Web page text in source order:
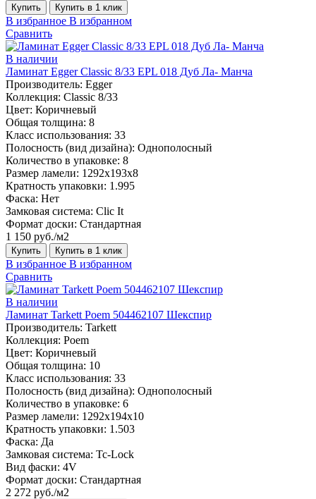
Купить Купить в 1 клик
В избранное В избранном
Сравнить
В наличии
Ламинат Egger Classic 8/33 EPL 018 Дуб Ла- Манча
Производитель: Egger
Коллекция: Classic 8/33
Цвет: Коричневый
Общая толщина: 8
Класс использования: 33
Полосность (вид дизайна): Однополосный
Количество в упаковке: 8
Размер ламели: 1292х193х8
Кратность упаковки: 1.995
Фаска: Нет
Замковая система: Clic It
Формат доски: Стандартная
1 150 руб./м2
Купить Купить в 1 клик
В избранное В избранном
Сравнить
В наличии
Ламинат Tarkett Poem 504462107 Шекспир
Производитель: Tarkett
Коллекция: Poem
Цвет: Коричневый
Общая толщина: 10
Класс использования: 33
Полосность (вид дизайна): Однополосный
Количество в упаковке: 6
Размер ламели: 1292х194х10
Кратность упаковки: 1.503
Фаска: Да
Замковая система: Tc-Lock
Вид фаски: 4V
Формат доски: Стандартная
2 272 руб./м2